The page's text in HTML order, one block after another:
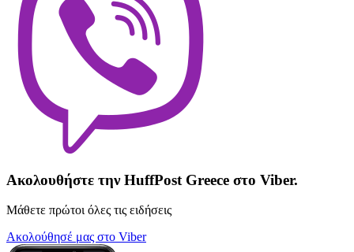
Ακολουθήστε την HuffPost Greece στο Viber.
Μάθετε πρώτοι όλες τις ειδήσεις
Ακολούθησέ μας στο Viber